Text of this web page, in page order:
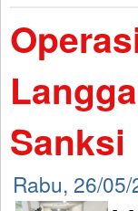
Sanksi
Rabu, 26/